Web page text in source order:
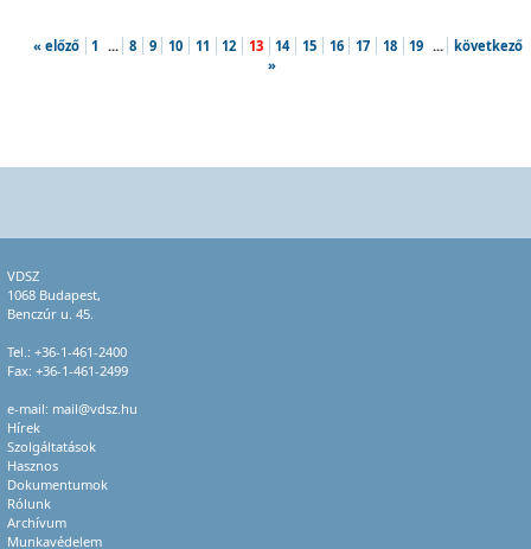
« előző 1 ... 8 9 10 11 12 13 14 15 16 17 18 19 ...
következő
»
VDSZ
1068 Budapest,
Benczúr u. 45.
Tel.: +36-1-461-2400
Fax: +36-1-461-2499
e-mail: mail@vdsz.hu
Hírek
Szolgáltatások
Hasznos
Dokumentumok
Rólunk
Archívum
Munkavédelem